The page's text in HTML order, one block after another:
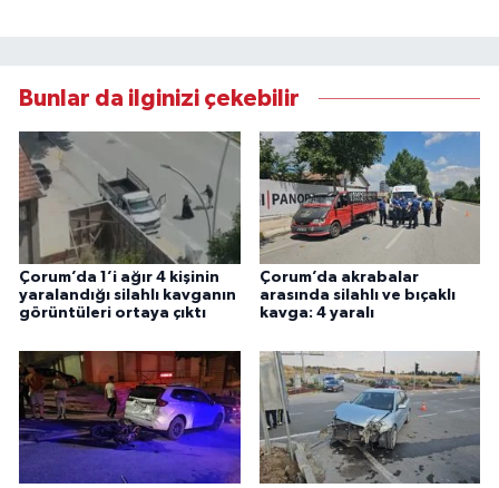
Bunlar da ilginizi çekebilir
Çorum’da 1’i ağır 4 kişinin
yaralandığı silahlı kavganın
görüntüleri ortaya çıktı
Çorum’da akrabalar
arasında silahlı ve bıçaklı
kavga: 4 yaralı